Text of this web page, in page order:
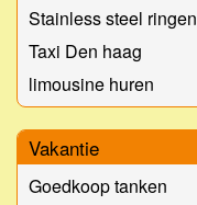
Stainless steel ringen
Taxi Den haag
limousine huren
Vakantie
Goedkoop tanken